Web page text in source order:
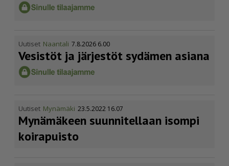
Uutiset Naantali 7.8.2026 6.00
Vesistöt ja järjestöt sydämen asiana
Uutiset Mynämäki 23.5.2022 16.07
Mynämäkeen suunnitellaan isompi
koirapuisto